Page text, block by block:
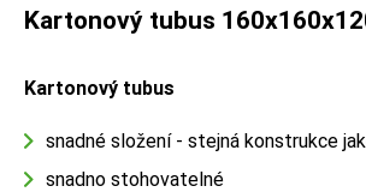
Kartonový tubus
Kartonový tubus
snadné složení - stejná konstrukce
snadno stohovatelné